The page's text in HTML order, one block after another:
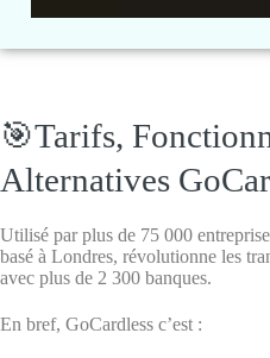
🎯Tarifs,
Alternatives
Utilisé par plus de 75 000
basé à Londres, révolutionne les
avec plus de 2 300 banques.
En bref, GoCardless c’est :